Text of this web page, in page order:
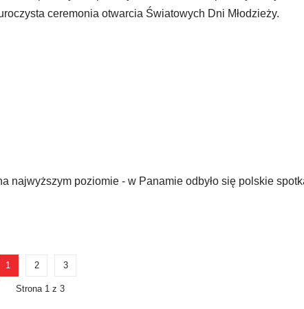
ceremonia otwarcia Światowych Dni Młodzieży.
najwyższym poziomie - w Panamie odbyło się polskie
1 2 3
Strona 1 z 3